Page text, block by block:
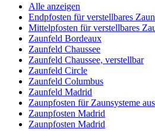
Alle anzeigen
Endpfosten für verstellbares
Mittelpfosten für verstellbares
Zaunfeld Bordeaux
Zaunfeld Chaussee
Zaunfeld Chaussee, verstellbar
Zaunfeld Circle
Zaunfeld Columbus
Zaunfeld Madrid
Zaunpfosten für Zaunsysteme
Zaunpfosten Madrid
Zaunpfosten Madrid